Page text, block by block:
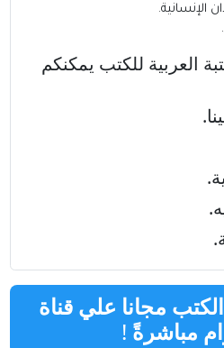
الإنسانية.
العربية للكتب يمكنكم
.
.
مجانا علي قناة
مباشرةً !